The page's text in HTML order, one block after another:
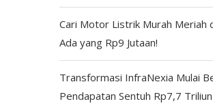
Cari Motor Listrik Murah Meriah
Ada yang Rp9 Jutaan!
Transformasi InfraNexia Mulai
Pendapatan Sentuh Rp7,7 Triliun